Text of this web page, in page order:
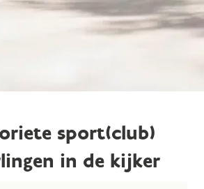
sport(club)
in de kijker